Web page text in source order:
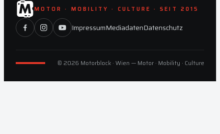
MOTOR · MOBILITY · CULTURE · SEIT 2015
ImpressumMediadatenDatenschutz
© 2026 Motorblock · Wien — Motor · Mobility · Culture